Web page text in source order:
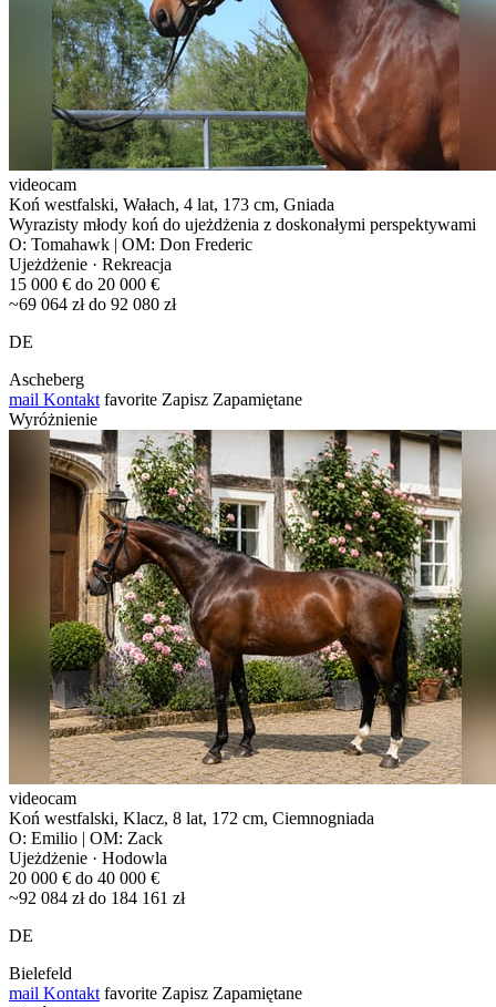
videocam
Koń westfalski, Wałach, 4 lat, 173 cm, Gniada
Wyrazisty młody koń do ujeżdżenia z doskonałymi perspektywami
O: Tomahawk | OM: Don Frederic
Ujeżdżenie · Rekreacja
15 000 € do 20 000 €
~69 064 zł do 92 080 zł
DE
Ascheberg
mail Kontakt favorite Zapisz Zapamiętane
Wyróżnienie
videocam
Koń westfalski, Klacz, 8 lat, 172 cm, Ciemnogniada
O: Emilio | OM: Zack
Ujeżdżenie · Hodowla
20 000 € do 40 000 €
~92 084 zł do 184 161 zł
DE
Bielefeld
mail Kontakt favorite Zapisz Zapamiętane